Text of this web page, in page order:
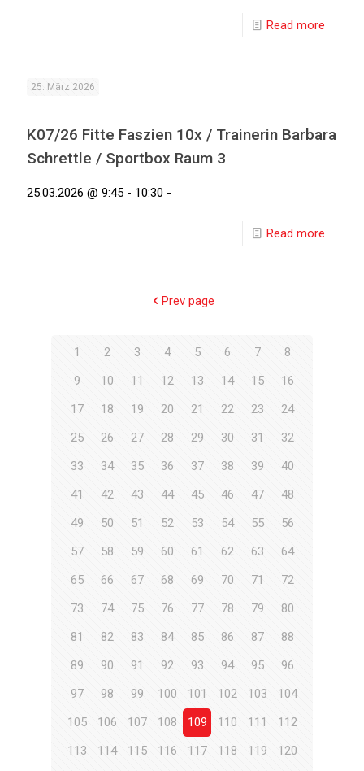
Read more
25. März 2026
K07/26 Fitte Faszien 10x / Trainerin Barbara
Schrettle / Sportbox Raum 3
25.03.2026 @ 9:45 - 10:30 -
Read more
Prev page
1 2 3 4 5 6 7
8
9
10 11 12 13 14 15
16
17
18 19 20 21 22 23
24
25
26 27 28 29 30 31
32
33
34 35 36 37 38 39
40
41
42 43 44 45 46 47
48
49
50 51 52 53 54 55
56
57
58 59 60 61 62 63
64
65
66 67 68 69 70 71
72
73
74 75 76 77 78 79
80
81
82 83 84 85 86 87
88
89
90 91 92 93 94 95
96
97
98 99 100 101 102 103
104
105
106 107 108 109 110 111
112
113
114 115 116 117 118 119
120